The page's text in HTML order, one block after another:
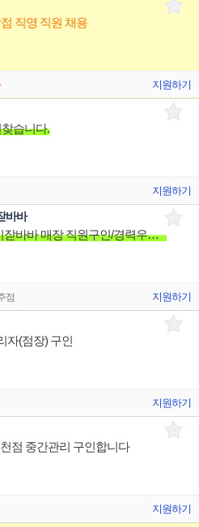
직영 직원 채용
지원하기
습니다.
지원하기
바바
신세계파주프리미엄아울렛 아이잗바바 매장 직원구인/경력우대/분위기좋은매장/장기근무환영
점 지원하기
자(점장) 구인
지원하기
점 중간관리 구인합니다
지원하기